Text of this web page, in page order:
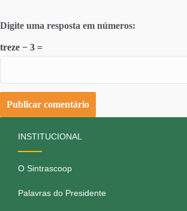
Digite uma resposta em números:
treze − 3 =
INSTITUCIONAL
O Sintrascoop
Palavras do Presidente